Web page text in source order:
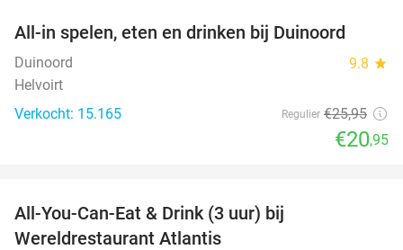
All-in spelen, eten en drinken bij Duinoord
Duinoord 9.8 star
Helvoirt
Verkocht: 15.165
Regulier €25,95
€20,95
All-You-Can-Eat & Drink (3 uur) bij
Wereldrestaurant Atlantis